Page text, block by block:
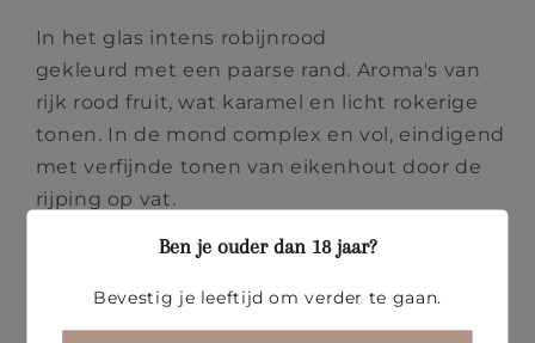
Premium
2021
Premium
2021
In het glas intens robijnrood
gekleurd met een paarse rand. Aroma's van
rijk rood fruit, wat karamel en licht rokerige
tonen. In de mond complex en vol, eindigend
met verfijnde tonen van eikenhout door de
rijping op vat.
Ideaal bij vlees, rijstgerechten, pasta's en
Druivensoort: Bobal
Ben je ouder dan 18 jaar?
Bevestig je leeftijd om verder te gaan.